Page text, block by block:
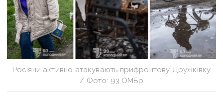
Росіяни активно атакувають прифронтову Дружківку
/ Фото: 93 ОМБр